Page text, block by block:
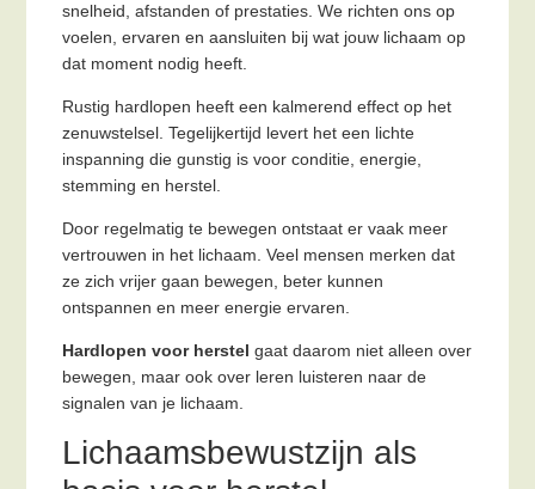
snelheid, afstanden of prestaties. We richten ons op
voelen, ervaren en aansluiten bij wat jouw lichaam op
dat moment nodig heeft.
Rustig hardlopen heeft een kalmerend effect op het
zenuwstelsel. Tegelijkertijd levert het een lichte
inspanning die gunstig is voor conditie, energie,
stemming en herstel.
Door regelmatig te bewegen ontstaat er vaak meer
vertrouwen in het lichaam. Veel mensen merken dat
ze zich vrijer gaan bewegen, beter kunnen
ontspannen en meer energie ervaren.
Hardlopen voor herstel gaat daarom niet alleen over
bewegen, maar ook over leren luisteren naar de
signalen van je lichaam.
Lichaamsbewustzijn als